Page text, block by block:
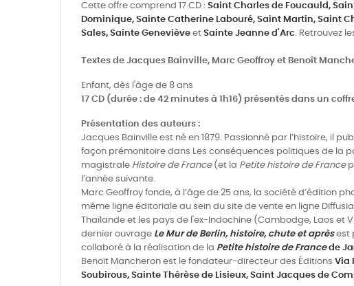
Cette offre comprend 17 CD : Saint Charles de Foucauld,
Dominique, Sainte Catherine Labouré, Saint Martin, Saint
Sales, Sainte Geneviève et Sainte Jeanne d'Arc . Retrouvez
Textes de Jacques Bainville, Marc Geoffroy et Benoît
Enfant, dès l'âge de 8 ans
17 CD (durée : de 42 minutes à 1h16) présentés dans un
Présentation des auteurs :
Jacques Bainville est né en 1879. Passionné par l’histoire, il
façon prémonitoire dans Les conséquences politiques de la
magistrale Histoire de France(et la Petite histoire de France
l’année suivante.
Marc Geoffroy fonde, à l’âge de 25 ans, la société d’édition
même ligne éditoriale au sein du site de vente en ligne
Thaïlande et les pays de l'ex-Indochine (Cambodge, Laos et
dernier ouvrage Le Mur de Berlin, histoire, chute et aprèsest
collaboré à la réalisation de la Petite histoire de Francede
Benoït Mancheron est le fondateur-directeur des Éditions Via
Soubirous, Sainte Thérèse de Lisieux, Saint Jacques de